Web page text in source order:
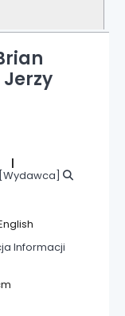
[Wydawca]
Informacji